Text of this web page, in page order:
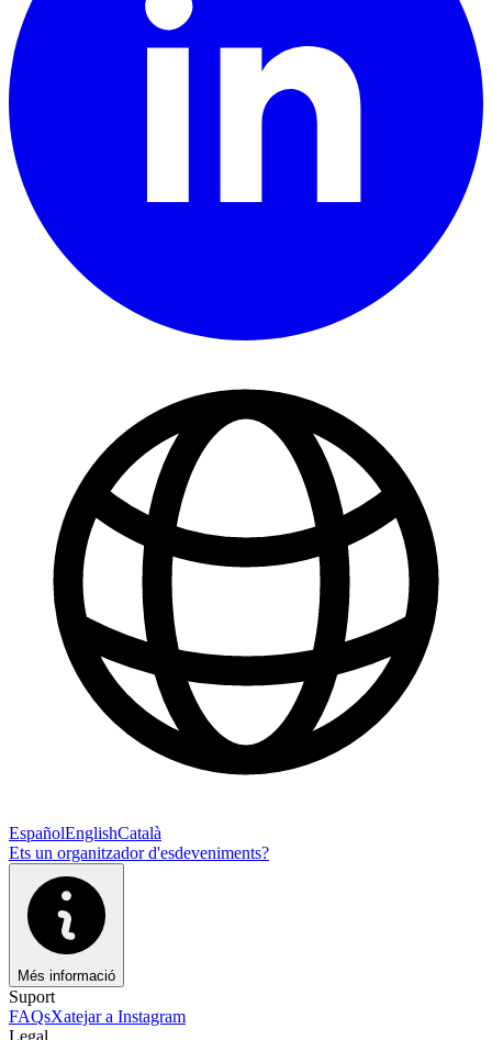
EspañolEnglishCatalà
Ets un organitzador d'esdeveniments?
Més informació
Suport
FAQsXatejar a Instagram
Legal